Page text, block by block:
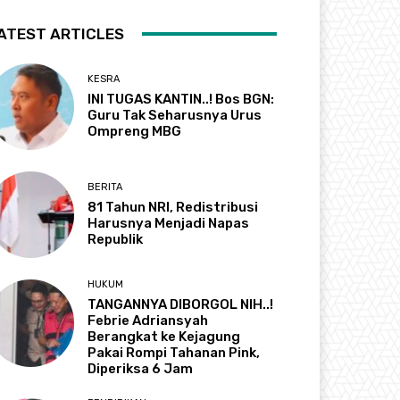
ARTICLES
KESRA
INI TUGAS KANTIN..! Bos BGN:
Guru Tak Seharusnya Urus
Ompreng MBG
BERITA
81 Tahun NRI, Redistribusi
Harusnya Menjadi Napas
Republik
HUKUM
TANGANNYA DIBORGOL NIH..!
Febrie Adriansyah
Berangkat ke Kejagung
Pakai Rompi Tahanan Pink,
Diperiksa 6 Jam